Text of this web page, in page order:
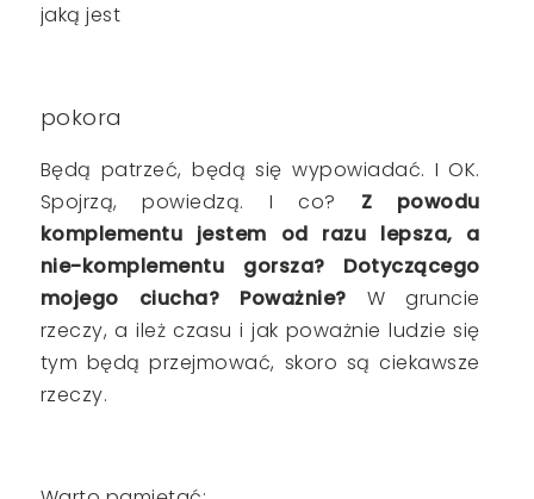
jaką jest
pokora
Będą patrzeć, będą się wypowiadać. I OK.
Spojrzą, powiedzą. I co? Z powodu
komplementu jestem od razu lepsza, a
nie-komplementu gorsza? Dotyczącego
mojego ciucha? Poważnie? W gruncie
rzeczy, a ileż czasu i jak poważnie ludzie się
tym będą przejmować, skoro są ciekawsze
rzeczy.